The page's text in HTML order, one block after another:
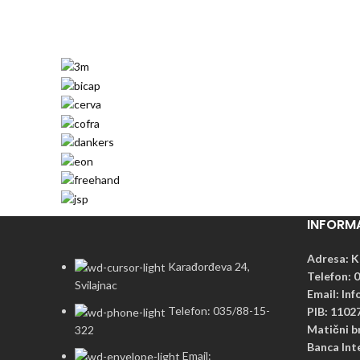
Karađorđeva 24,
Svilajnac
Telefon: 035/88-15-
322
Email:
Adresa:
Telefon:
Email:
PIB:
Matični
Banca